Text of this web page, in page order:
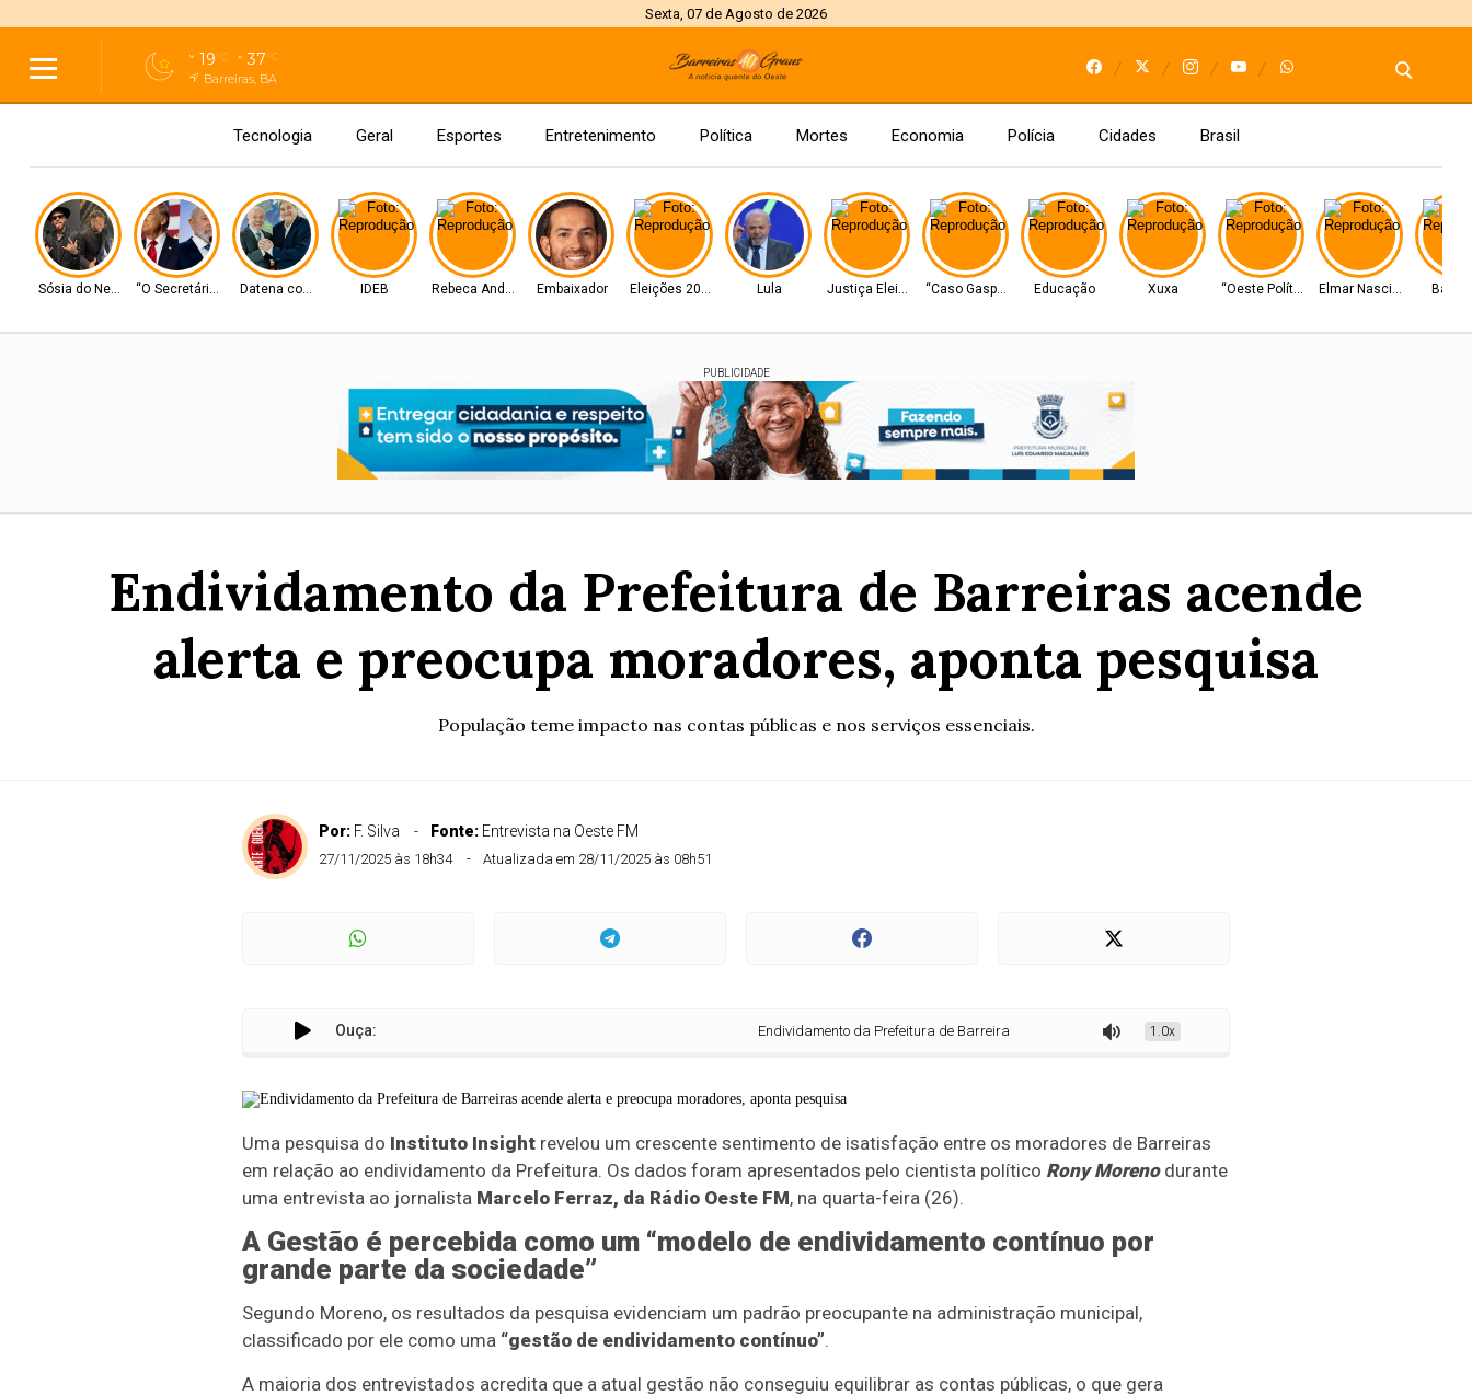
Sexta, 07 de Agosto de 2026
19°C 37°C
Barreiras, BA
Tecnologia Geral Esportes Entretenimento Política Mortes Economia Polícia Cidades Brasil
Sósia do Neymar“O Secretário” Datena com Lula IDEB Rebeca Andrade Embaixador Eleições 2026 Lula Justiça Eleitoral “Caso Gaspar” Educação Xuxa “Oeste Político” Elmar Nascimento
PUBLICIDADE
Endividamento da Prefeitura de Barreiras acende
alerta e preocupa moradores, aponta pesquisa
População teme impacto nas contas públicas e nos serviços essenciais.
Por: F. Silva Fonte: Entrevista na Oeste FM
27/11/2025 às 18h34 Atualizada em 28/11/2025 às 08h51
Ouça: Endividamento da Prefeitura de Barreiras acende alerta e preocupa moradores, aponta pesquisa
1.0x
Uma pesquisa do Instituto Insightrevelou um crescente sentimento de isatisfação entre os moradores de Barreiras
em relação ao endividamento da Prefeitura. Os dados foram apresentados pelo cientista político Rony Morenodurante
uma entrevista ao jornalista Marcelo Ferraz, da Rádio Oeste FM, na quarta-feira (26).
A Gestão é percebida como um “modelo de endividamento contínuo por
grande parte da sociedade”
Segundo Moreno, os resultados da pesquisa evidenciam um padrão preocupante na administração municipal,
classificado por ele como uma “gestão de endividamento contínuo”.
A maioria dos entrevistados acredita que a atual gestão não conseguiu equilibrar as contas públicas, o que gera